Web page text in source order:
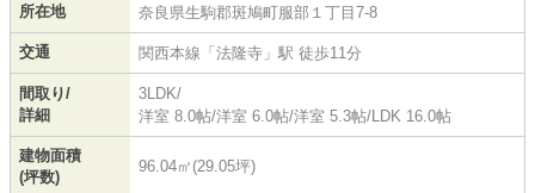
所在地 奈良県生駒郡斑鳩町服部 １丁目7-8
交通 関西本線 「 法隆寺 」駅 徒歩11分
間取り/
詳細
3LDK/
洋室 8.0帖/洋室 6.0帖/洋室 5.3帖/ LDK 16.0帖
建物面積
(坪数)
96.04㎡(29.05坪)